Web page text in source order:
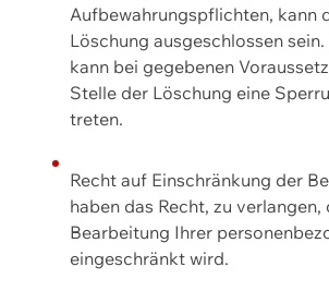
Aufbewahrungspflichten, kann
Löschung ausgeschlossen
kann bei gegebenen
Stelle der Löschung eine
treten.
Recht auf Einschränkung der
haben das Recht, zu verlangen,
Bearbeitung Ihrer
eingeschränkt wird.